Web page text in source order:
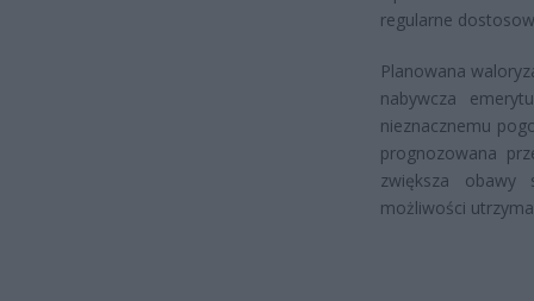
regularne
Planowana
nabywcza
nieznacznemu
prognozowana
zwiększa obawy
możliwości